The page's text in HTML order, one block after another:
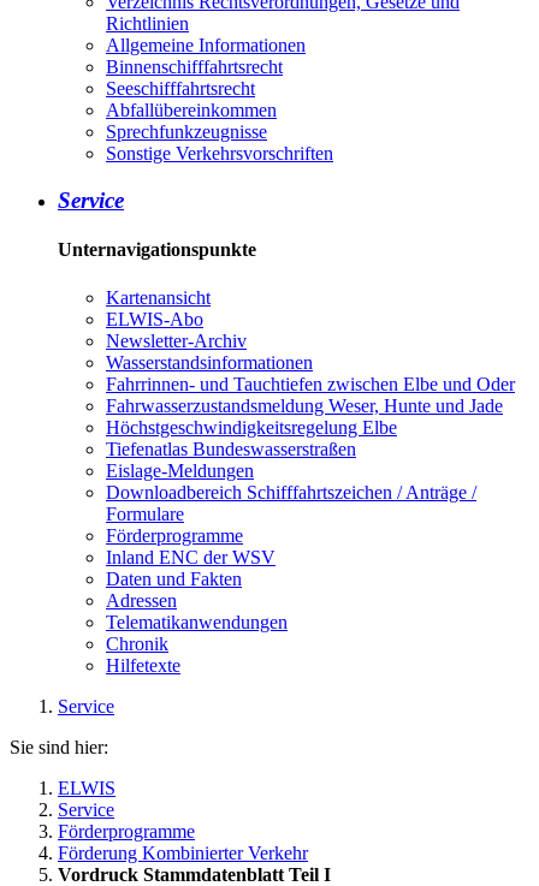
Richtlinien
Allgemeine Informationen
Binnenschifffahrtsrecht
Seeschifffahrtsrecht
Abfallübereinkommen
Sprechfunkzeugnisse
Sonstige Verkehrsvorschriften
Service
Unternavigationspunkte
Kartenansicht
ELWIS-Abo
Newsletter-Archiv
Wasserstandsinformationen
Fahrrinnen- und Tauchtiefen zwischen Elbe und Oder
Fahrwasserzustandsmeldung Weser, Hunte und Jade
Höchstgeschwindigkeitsregelung Elbe
Tiefenatlas Bundeswasserstraßen
Eislage-Meldungen
Downloadbereich Schifffahrtszeichen / Anträge /
Formulare
Förderprogramme
Inland ENC der WSV
Daten und Fakten
Adressen
Telematikanwendungen
Chronik
Hilfetexte
Service
Sie sind hier:
ELWIS
Service
Förderprogramme
Förderung Kombinierter Verkehr
Vordruck Stammdatenblatt Teil I